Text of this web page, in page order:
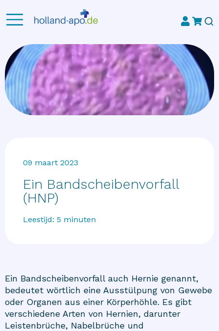
09 maart 2023
Ein Bandscheibenvorfall
(HNP)
Leestijd: 5 minuten
Ein Bandscheibenvorfall auch Hernie genannt,
bedeutet wörtlich eine Ausstülpung von Gewebe
oder Organen aus einer Körperhöhle. Es gibt
verschiedene Arten von Hernien, darunter
Leistenbrüche, Nabelbrüche und